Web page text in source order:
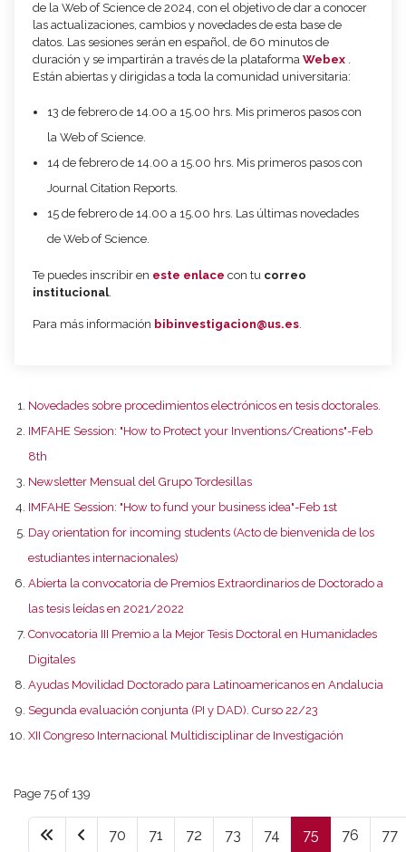
de la Web of Science de 2024, con el objetivo de dar a conocer
las actualizaciones, cambios y novedades de esta base de
datos. Las sesiones serán en español, de 60 minutos de
duración y se impartirán a través de la plataforma Webex .
Están abiertas y dirigidas a toda la comunidad universitaria:
13 de febrero de 14.00 a 15.00 hrs. Mis primeros pasos con
la Web of Science.
14 de febrero de 14.00 a 15.00 hrs. Mis primeros pasos con
Journal Citation Reports.
15 de febrero de 14.00 a 15.00 hrs. Las últimas novedades
de Web of Science.
Te puedes inscribir en este enlace con tu correo
institucional.
Para más información bibinvestigacion@us.es.
Novedades sobre procedimientos electrónicos en tesis doctorales.
IMFAHE Session: "How to Protect your Inventions/Creations"-Feb
8th
Newsletter Mensual del Grupo Tordesillas
IMFAHE Session: "How to fund your business idea"-Feb 1st
Day orientation for incoming students (Acto de bienvenida de los
estudiantes internacionales)
Abierta la convocatoria de Premios Extraordinarios de Doctorado a
las tesis leídas en 2021/2022
Convocatoria III Premio a la Mejor Tesis Doctoral en Humanidades
Digitales
Ayudas Movilidad Doctorado para Latinoamericanos en Andalucia
Segunda evaluación conjunta (PI y DAD). Curso 22/23
XII Congreso Internacional Multidisciplinar de Investigación
Page 75 of 139
70 71 72 73 74 75 76 77